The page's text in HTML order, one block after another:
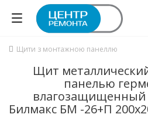
Щити з монтажною панеллю
Щит
панелью
влагозащищенный
Билмакс БМ -26+П